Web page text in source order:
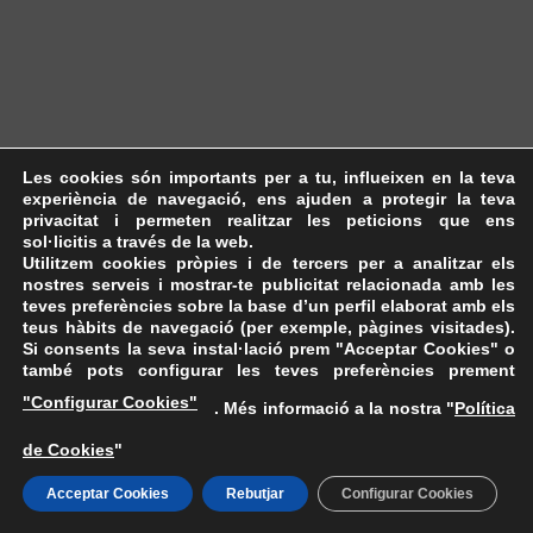
Les cookies són importants per a tu, influeixen en la teva
experiència de navegació, ens ajuden a protegir la teva
privacitat i permeten realitzar les peticions que ens
sol·licitis a través de la web.
Utilitzem cookies pròpies i de tercers per a analitzar els
nostres serveis i mostrar-te publicitat relacionada amb les
teves preferències sobre la base d’un perfil elaborat amb els
teus hàbits de navegació (per exemple, pàgines visitades).
Si consents la seva instal·lació prem "Acceptar Cookies" o
també pots configurar les teves preferències prement
"Configurar Cookies"
. Més informació a la nostra "Política
de Cookies"
Acceptar Cookies Rebutjar Configurar Cookies